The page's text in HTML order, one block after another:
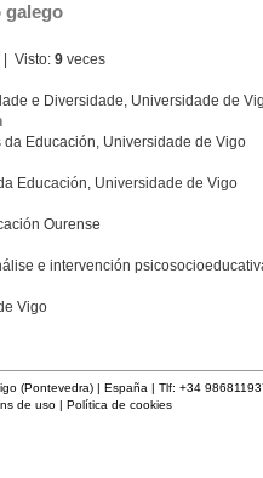
galego
| Visto:9 veces
e Diversidade, Universidade de
Educación, Universidade de Vigo
Educación, Universidade de Vigo
Ourense
e intervención
Vigo
(Pontevedra) | España | Tlf: +34
de uso| Política de cookies